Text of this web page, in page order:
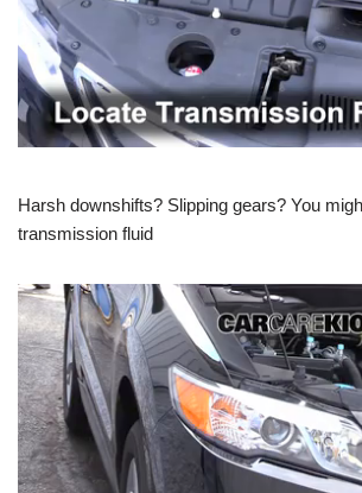
Harsh downshifts? Slipping gears? You
transmission fluid